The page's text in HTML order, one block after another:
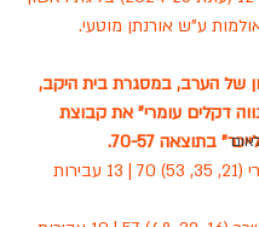
ע"ש אורנתן מוטעי.
של הערב, במסגרת בית היקב,
דקלים עומרי" את קבוצת
בתוצאה 70-57.
נווה דקלים עומרי (21, 35, 53) 70 | 13 עבירות